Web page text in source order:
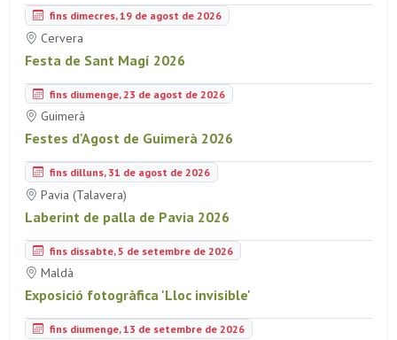
fins dimecres, 19 de agost de 2026
Cervera
Festa de Sant Magí 2026
fins diumenge, 23 de agost de 2026
Guimerà
Festes d'Agost de Guimerà 2026
fins dilluns, 31 de agost de 2026
Pavia (Talavera)
Laberint de palla de Pavia 2026
fins dissabte, 5 de setembre de 2026
Maldà
Exposició fotogràfica 'Lloc invisible'
fins diumenge, 13 de setembre de 2026